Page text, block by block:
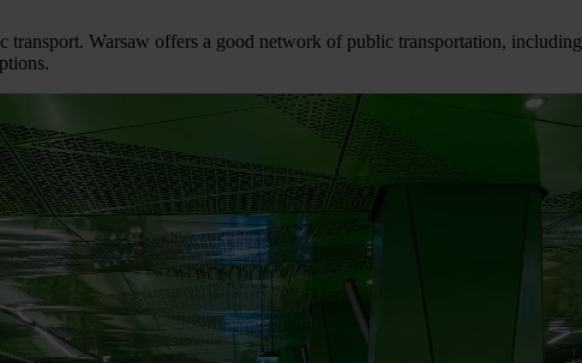
transport. Warsaw offers a good network of public transportation, including